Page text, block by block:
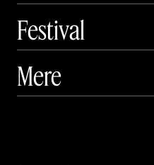
Festival
 Art Matter Festival
Mere